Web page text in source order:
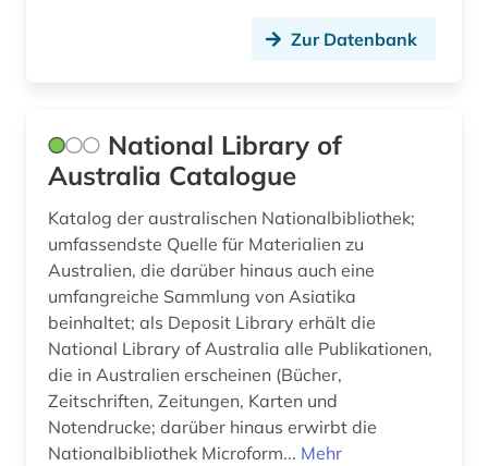
dialekt (2)
die @linke (1)
die deutsche bibliothek (1)
digital humanities (1)
digitale karte (1)
digitale musikalien (1)
digitale noten (4)
digitale sammlungen (1)
Zur Datenbank
National Library of
Australia Catalogue
Katalog der australischen Nationalbibliothek;
umfassendste Quelle für Materialien zu
Australien, die darüber hinaus auch eine
umfangreiche Sammlung von Asiatika
beinhaltet; als Deposit Library erhält die
National Library of Australia alle Publikationen,
die in Australien erscheinen (Bücher,
Zeitschriften, Zeitungen, Karten und
Notendrucke; darüber hinaus erwirbt die
Nationalbibliothek Microform... Mehr